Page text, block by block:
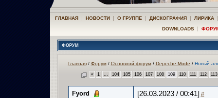
ГЛАВНАЯ | НОВОСТИ | О ГРУППЕ | ДИСКОГРАФИЯ | ЛИРИКА
DOWNLOADS |
ФОРУМ
Главная/ Форум/ Основной форум/ Depeche Mode / Новый
« 1 ... 104 105 106 107 108 109 110 111 112 113
Fyord [26.03.2023 / 00:41] #